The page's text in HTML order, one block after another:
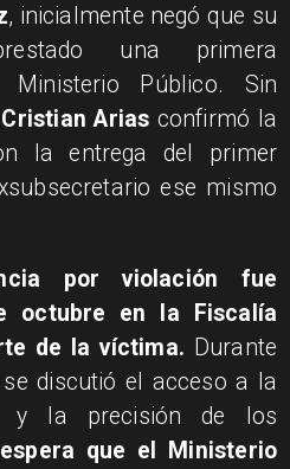
, inicialmente negó que su
una primera
Público. Sin
Arias confirmó la
la entrega del primer
ese mismo
por violación fue
octubre en la Fiscalía
de la víctima. Durante
discutió el acceso a la
y la precisión de los
que el Ministerio